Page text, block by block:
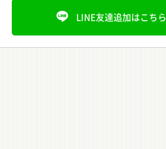
LINE友達追加はこちら